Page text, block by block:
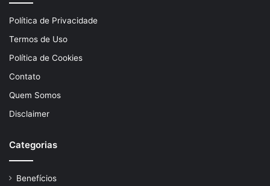
Política de Privacidade
Termos de Uso
Política de Cookies
Contato
Quem Somos
Disclaimer
Categorias
Benefícios